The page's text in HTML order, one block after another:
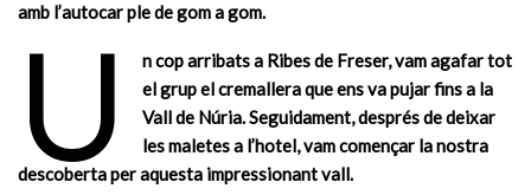
amb l’autocar ple de gom a gom.
U
n cop arribats a Ribes de Freser, vam agafar tot
el grup el cremallera que ens va pujar fins a la
Vall de Núria. Seguidament, després de deixar
les maletes a l’hotel, vam començar la nostra
descoberta per aquesta impressionant vall.